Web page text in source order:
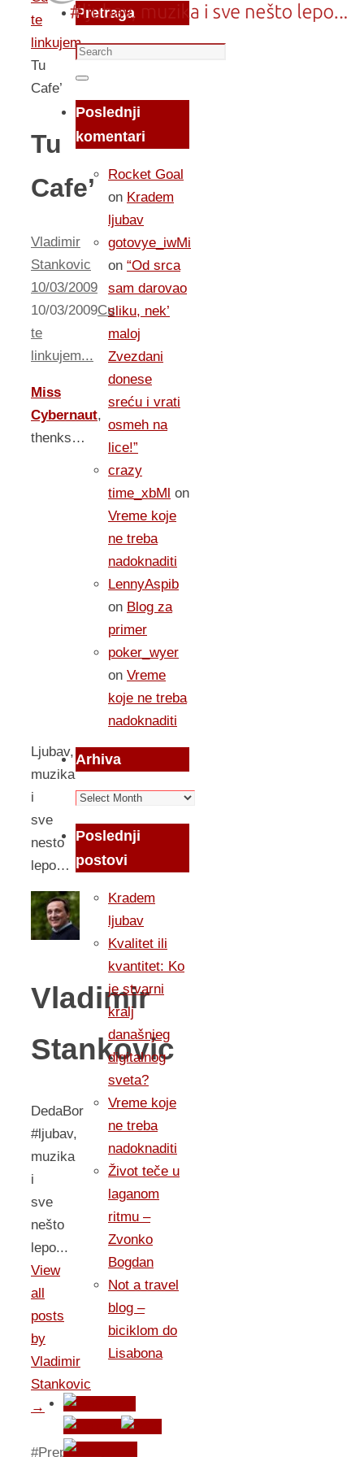
te
linkujem...
Tu
Cafe’
Tu
Cafe’
Vladimir
Stankovic
10/03/2009
10/03/2009Cu
te
linkujem...
Miss
Cybernaut,
thenks…
Ljubav,
muzika
i
sve
nesto
lepo…
Vladimir
Stankovic
DedaBor
#ljubav,
muzika
i
sve
nešto
lepo...
View
all
posts
by
Vladimir
Stankovic
→
#Preporuka
Pretraga
Search
for:
Search
Poslednji
komentari
Rocket Goal
on Kradem
ljubav
gotovye_iwMi
on “Od srca
sam darovao
sliku, nek’
maloj
Zvezdani
donese
sreću i vrati
osmeh na
lice!”
crazy
time_xbMl on
Vreme koje
ne treba
nadoknaditi
LennyAspib
on Blog za
primer
poker_wyer
on Vreme
koje ne treba
nadoknaditi
Arhiva
Arhiva
Poslednji
postovi
Kradem
ljubav
Kvalitet ili
kvantitet: Ko
je stvarni
kralj
današnjeg
digitalnog
sveta?
Vreme koje
ne treba
nadoknaditi
Život teče u
laganom
ritmu –
Zvonko
Bogdan
Not a travel
blog –
biciklom do
Lisabona